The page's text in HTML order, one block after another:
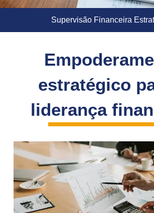
Supervisão Financeira
estratégico
liderança